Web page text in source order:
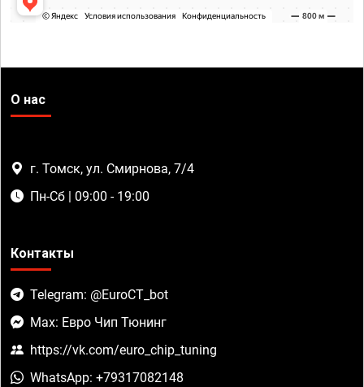
О нас
г. Томск, ул. Смирнова, 7/4
Пн-Сб | 09:00 - 19:00
Контакты
Telegram: @EuroCT_bot
Max: Евро Чип Тюнинг
https://vk.com/euro_chip_tuning
WhatsApp: +79317082148